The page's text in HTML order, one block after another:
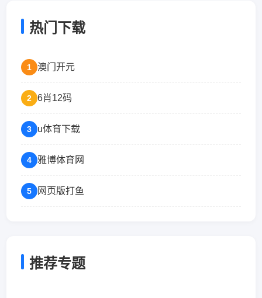
热门下载
1 澳门开元
2 6肖12码
3 u体育下载
4 雅博体育网
5 网页版打鱼
推荐专题